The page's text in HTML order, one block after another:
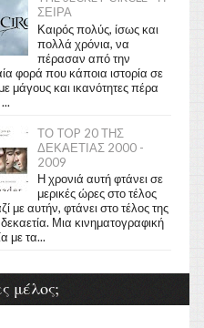
ΣΕΙΡΑ
Καιρός πολύς, ίσως και
πολλά χρόνια, να
πέρασαν από την
φορά που κάποια ιστορία σε
μάγους και ικανότητες πέρα
ΤΟ TOP 20 ΤΗΣ
ΔΕΚΑΕΤΙΑΣ 2000 -
2009
Η χρονιά αυτή φτάνει σε
μερικές ώρες στο τέλος
με αυτήν, φτάνει στο τέλος της
δεκαετία. Μια κινηματογραφική
με τα...
μέλος;